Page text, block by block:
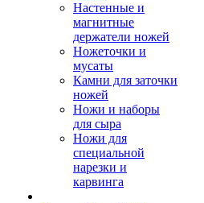
Настенные и
магнитные
держатели ножей
Ножеточки и
мусаты
Камни для заточки
ножей
Ножи и наборы
для сыра
Ножи для
специальной
нарезки и
карвинга